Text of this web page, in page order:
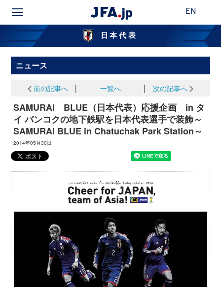
EN
日本代表
ニュース
前の記事へ 一覧へ 次の記事へ
SAMURAI BLUE（日本代表）応援企画 in タ
イ バンコクの地下鉄駅を日本代表選手で装飾～
SAMURAI BLUE in Chatuchak Park Station～
2014年05月30日